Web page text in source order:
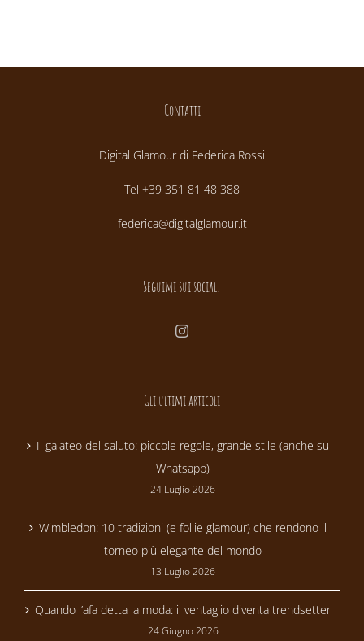
Contatti
Digital Glamour di Federica Rossi
Tel +39 351 81 48 388
federica@digitalglamour.it
Seguimi sui social!
Gli ultimi articoli
Il galateo del saluto: piccole regole, grande stile (anche su
Whatsapp)
24 Luglio 2026
Wimbledon: 10 tradizioni (e follie glamour) che rendono il
torneo più elegante del mondo
13 Luglio 2026
Quando l’afa detta la moda: il ventaglio diventa trendsetter
24 Giugno 2026